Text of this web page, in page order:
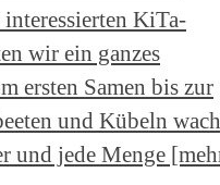
KiTa-
wir ein ganzes
ersten Samen bis zur
und Kübeln
und jede Menge